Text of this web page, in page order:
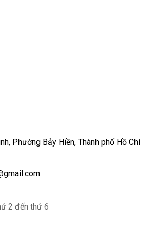
Phường Bảy Hiền, Thành phố Hồ Chí
2 đến thứ 6